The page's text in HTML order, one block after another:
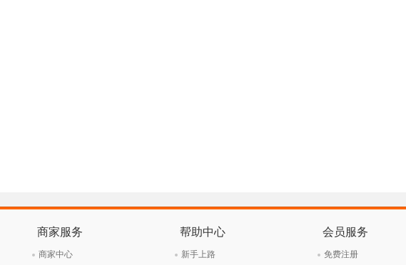
商家服务
商家中心
帮助中心
新手上路
会员服务
免费注册